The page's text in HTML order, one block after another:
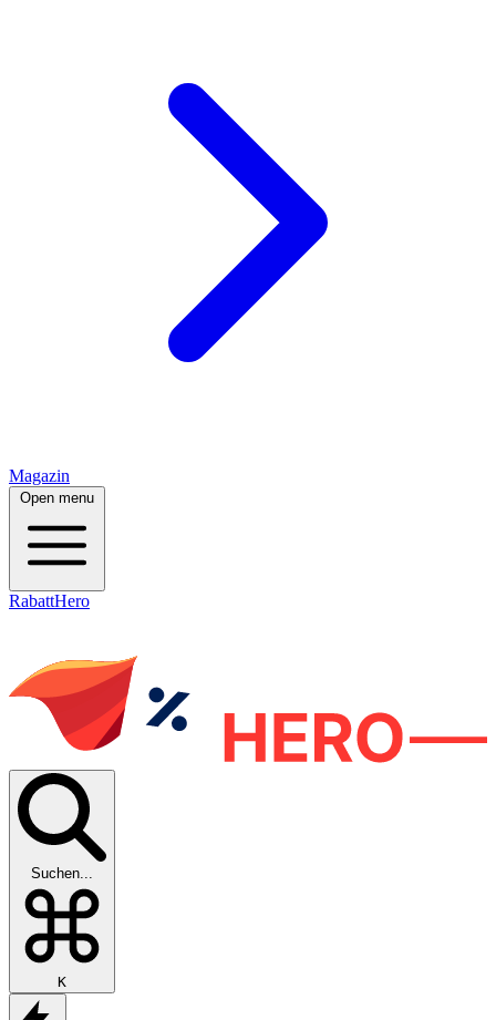
Magazin
Open menu
RabattHero
Suchen...
K